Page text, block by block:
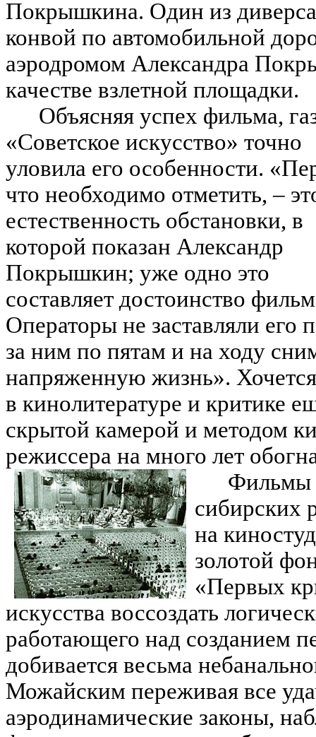
Покрышкина. Один из
конвой по автомобильной
аэродромом Александра
качестве взлетной площадки.
Объясняя успех фильма,
«Советское искусство» точно
уловила его особенности.
что необходимо отметить, –
естественность обстановки, в
которой показан Александр
Покрышкин; уже одно это
составляет достоинство
Операторы не заставляли
за ним по пятам и на ходу
напряженную жизнь».
в кинолитературе и критике
скрытой камерой и методом
режиссера на много лет
Фильмы
сибирских
на
золотой
«Первых
искусства воссоздать
работающего над созданием
добивается весьма
Можайским переживая все
аэродинамические законы,